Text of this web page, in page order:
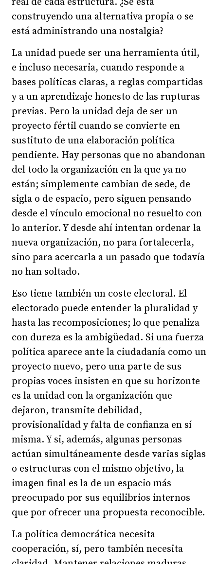
construyendo una alternativa propia o se
está administrando una nostalgia?
La unidad puede ser una herramienta útil,
e incluso necesaria, cuando responde a
bases políticas claras, a reglas compartidas
y a un aprendizaje honesto de las rupturas
previas. Pero la unidad deja de ser un
proyecto fértil cuando se convierte en
sustituto de una elaboración política
pendiente. Hay personas que no abandonan
del todo la organización en la que ya no
están; simplemente cambian de sede, de
sigla o de espacio, pero siguen pensando
desde el vínculo emocional no resuelto con
lo anterior. Y desde ahí intentan ordenar la
nueva organización, no para fortalecerla,
sino para acercarla a un pasado que todavía
no han soltado.
Eso tiene también un coste electoral. El
electorado puede entender la pluralidad y
hasta las recomposiciones; lo que penaliza
con dureza es la ambigüedad. Si una fuerza
política aparece ante la ciudadanía como un
proyecto nuevo, pero una parte de sus
propias voces insisten en que su horizonte
es la unidad con la organización que
dejaron, transmite debilidad,
provisionalidad y falta de confianza en sí
misma. Y si, además, algunas personas
actúan simultáneamente desde varias siglas
o estructuras con el mismo objetivo, la
imagen final es la de un espacio más
preocupado por sus equilibrios internos
que por ofrecer una propuesta reconocible.
La política democrática necesita
cooperación, sí, pero también necesita